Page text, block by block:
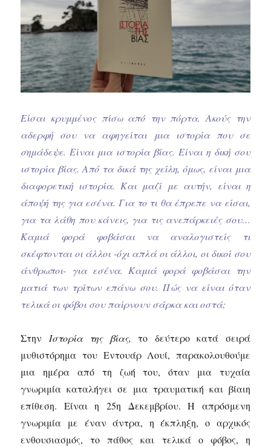
Είσαι κρυμμένος πίσω από την πόρτα. Ακούς την
αδερφή σου να αφηγείται μια ιστορία που σε
σημάδεψε. Είναι μια ιστορία βίας. Είναι η δική σου
ιστορία βίας. Από τα δικά της χείλη, όμως, είναι μια
διαφορετική ιστορία. Και μαζί με αυτήν, είναι η
άποψή της για εσένα. Για το τι θα έπρεπε να είσαι,
για τα λάθη που κάνεις, για τις ανεπάρκειές σου…
Καμιά φορά φοβάσαι να αναλογιστείς τι
σκέφτονται οι άλλοι -όχι απλά οι άλλοι, οι δικοί σου
άνθρωποι- για εσένα. Καμιά φορά φοβάσαι την
ματιά των τρίτων επάνω σου. Πώς να είναι όταν
τελικά οι φόβοι σου παίρνουν σάρκα και οστά;
Στην Ιστορία της βίας,το δεύτερο κατά σειρά
μυθιστόρημα του Εντουάρ Λουί, παρακολουθούμε
μια ημέρα από τη ζωή του, όταν μια τυχαία
γνωριμία καταλήγει σε μια τραυματική και βίαιη
επίθεση. Είναι η 25η Δεκεμβρίου. Η απρόσμενη
γνωριμία με έναν άντρα, η έκπληξη, ο αρχικός
ενθουσιασμός, το πάθος και τελικά ο φόβος, η